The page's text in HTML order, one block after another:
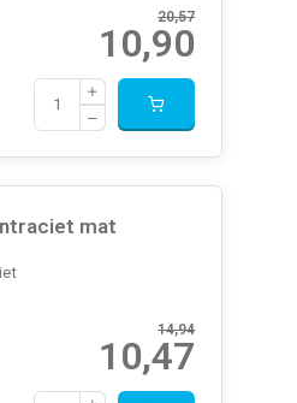
20,57
10,90
mat
14,94
10,47